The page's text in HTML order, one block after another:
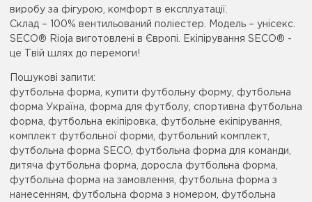
виробу за фігурою, комфорт в експлуатації.
Склад – 100% вентильований поліестер. Модель – унісекс.
SECO® Rioja виготовлені в Європі. Екіпірування SECO® -
це Твій шлях до перемоги!
Пошукові запити:
футбольна форма, купити футбольну форму, футбольна
форма Україна, форма для футболу, спортивна футбольна
форма, футбольна екіпіровка, футбольне екіпірування,
комплект футбольної форми, футбольний комплект,
футбольна форма SECO, футбольна форма для команди,
дитяча футбольна форма, доросла футбольна форма,
футбольна форма на замовлення, футбольна форма з
нанесенням, футбольна форма з номером, футбольна